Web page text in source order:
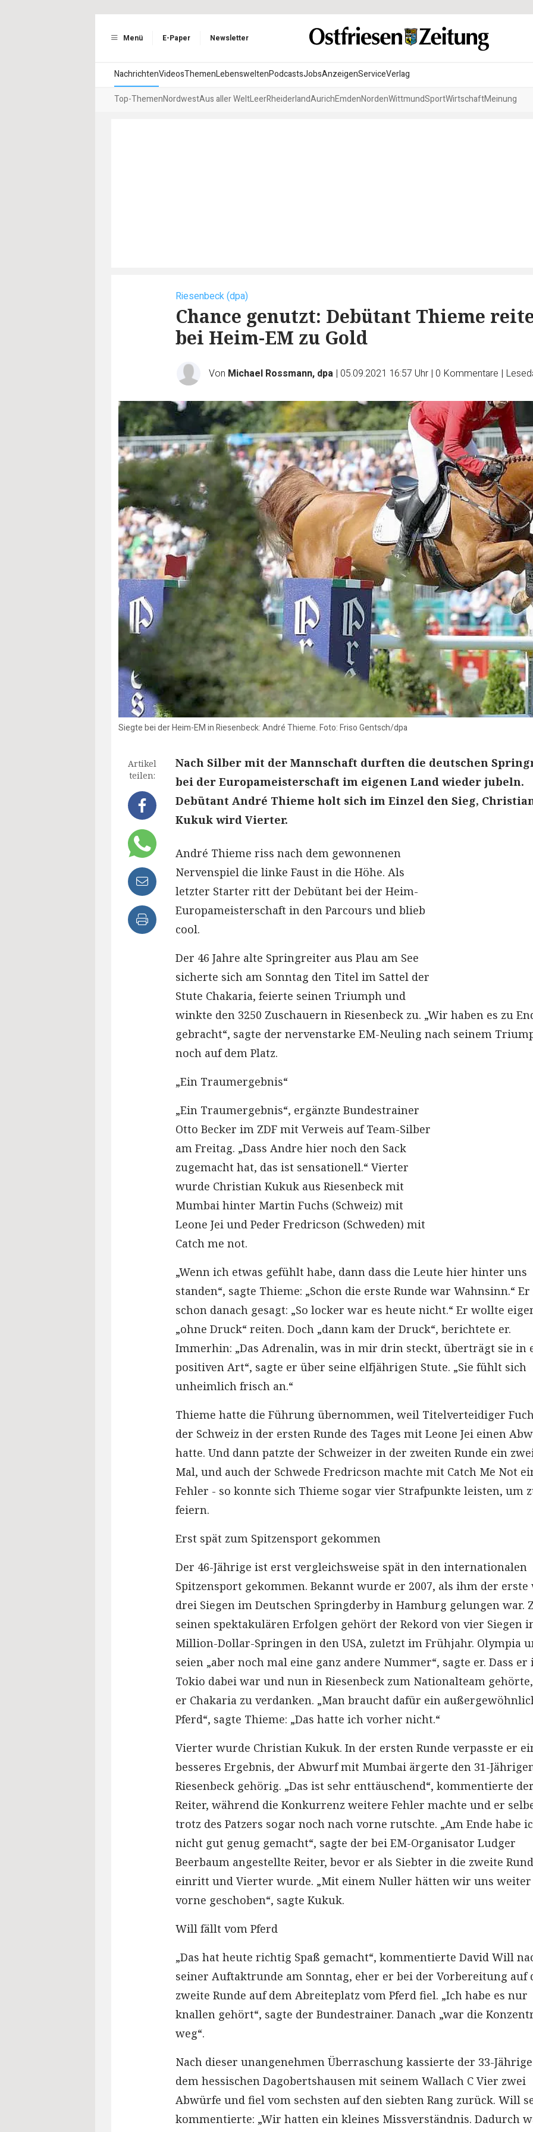
Menü E-Paper Newsletter
NachrichtenVideosThemenLebensweltenPodcastsJobsAnzeigenServiceVerlag
Top-ThemenNordwestAus aller WeltLeerRheiderlandAurichEmdenNordenWittmundSportWirtschaftMeinung
Riesenbeck (dpa)
Chance genutzt: Debütant Thieme
bei Heim-EM zu Gold
Von Michael Rossmann, dpa | 05.09.2021 16:57 Uhr | 0 Kommentare |
Siegte bei der Heim-EM in Riesenbeck: André Thieme. Foto: Friso Gentsch/dpa
Artikel
teilen:
Nach Silber mit der Mannschaft durften die deutschen
bei der Europameisterschaft im eigenen Land wieder jubeln.
Debütant André Thieme holt sich im Einzel den Sieg,
Kukuk wird Vierter.
André Thieme riss nach dem gewonnenen
Nervenspiel die linke Faust in die Höhe. Als
letzter Starter ritt der Debütant bei der Heim-
Europameisterschaft in den Parcours und blieb
cool.
Der 46 Jahre alte Springreiter aus Plau am See
sicherte sich am Sonntag den Titel im Sattel der
Stute Chakaria, feierte seinen Triumph und
winkte den 3250 Zuschauern in Riesenbeck zu. „Wir haben es zu
gebracht“, sagte der nervenstarke EM-Neuling nach seinem
noch auf dem Platz.
„Ein Traumergebnis“
„Ein Traumergebnis“, ergänzte Bundestrainer
Otto Becker im ZDF mit Verweis auf Team-Silber
am Freitag. „Dass Andre hier noch den Sack
zugemacht hat, das ist sensationell.“ Vierter
wurde Christian Kukuk aus Riesenbeck mit
Mumbai hinter Martin Fuchs (Schweiz) mit
Leone Jei und Peder Fredricson (Schweden) mit
Catch me not.
„Wenn ich etwas gefühlt habe, dann dass die Leute hier hinter uns
standen“, sagte Thieme: „Schon die erste Runde war Wahnsinn.“
schon danach gesagt: „So locker war es heute nicht.“ Er wollte
„ohne Druck“ reiten. Doch „dann kam der Druck“, berichtete er.
Immerhin: „Das Adrenalin, was in mir drin steckt, überträgt sie in
positiven Art“, sagte er über seine elfjährigen Stute. „Sie fühlt sich
unheimlich frisch an.“
Thieme hatte die Führung übernommen, weil Titelverteidiger
der Schweiz in der ersten Runde des Tages mit Leone Jei einen
hatte. Und dann patzte der Schweizer in der zweiten Runde ein
Mal, und auch der Schwede Fredricson machte mit Catch Me Not
Fehler - so konnte sich Thieme sogar vier Strafpunkte leisten, um
feiern.
Erst spät zum Spitzensport gekommen
Der 46-Jährige ist erst vergleichsweise spät in den internationalen
Spitzensport gekommen. Bekannt wurde er 2007, als ihm der erste
drei Siegen im Deutschen Springderby in Hamburg gelungen war.
seinen spektakulären Erfolgen gehört der Rekord von vier Siegen
Million-Dollar-Springen in den USA, zuletzt im Frühjahr. Olympia
seien „aber noch mal eine ganz andere Nummer“, sagte er. Dass er
Tokio dabei war und nun in Riesenbeck zum Nationalteam
er Chakaria zu verdanken. „Man braucht dafür ein
Pferd“, sagte Thieme: „Das hatte ich vorher nicht.“
Vierter wurde Christian Kukuk. In der ersten Runde verpasste er
besseres Ergebnis, der Abwurf mit Mumbai ärgerte den 31-
Riesenbeck gehörig. „Das ist sehr enttäuschend“, kommentierte der
Reiter, während die Konkurrenz weitere Fehler machte und er
trotz des Patzers sogar noch nach vorne rutschte. „Am Ende habe
nicht gut genug gemacht“, sagte der bei EM-Organisator Ludger
Beerbaum angestellte Reiter, bevor er als Siebter in die zweite
einritt und Vierter wurde. „Mit einem Nuller hätten wir uns weiter
vorne geschoben“, sagte Kukuk.
Will fällt vom Pferd
„Das hat heute richtig Spaß gemacht“, kommentierte David Will
seiner Auftaktrunde am Sonntag, eher er bei der Vorbereitung auf
zweite Runde auf dem Abreiteplatz vom Pferd fiel. „Ich habe es nur
knallen gehört“, sagte der Bundestrainer. Danach „war die
weg“.
Nach dieser unangenehmen Überraschung kassierte der 33-
dem hessischen Dagobertshausen mit seinem Wallach C Vier zwei
Abwürfe und fiel vom sechsten auf den siebten Rang zurück. Will
kommentierte: „Wir hatten ein kleines Missverständnis. Dadurch